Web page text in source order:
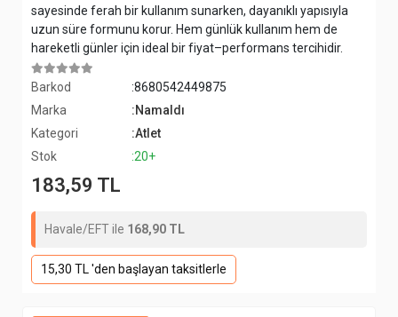
sayesinde ferah bir kullanım sunarken, dayanıklı yapısıyla
uzun süre formunu korur. Hem günlük kullanım hem de
hareketli günler için ideal bir fiyat–performans tercihidir.
Barkod
:8680542449875
Marka
:Namaldı
Kategori
:Atlet
Stok
:20+
183,59 TL
Havale/EFT ile 168,90 TL
15,30 TL 'den başlayan taksitlerle